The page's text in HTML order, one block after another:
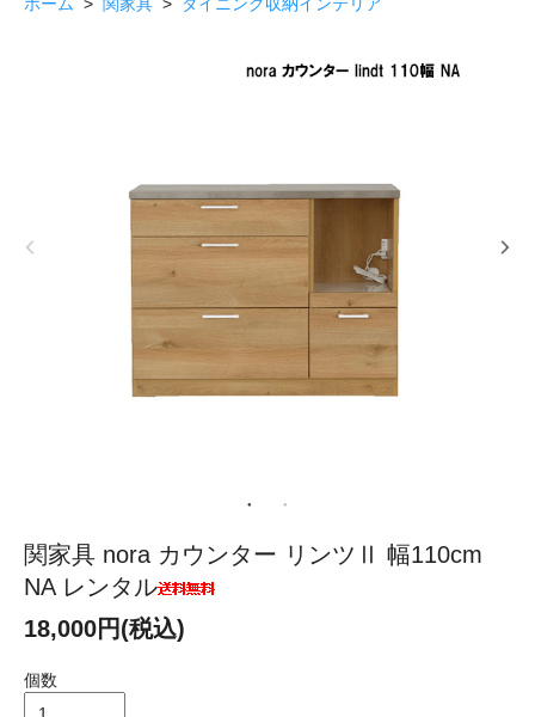
関家具 nora カウンター リンツⅡ 幅110cm
NA レンタル
18,000円(税込)
個数